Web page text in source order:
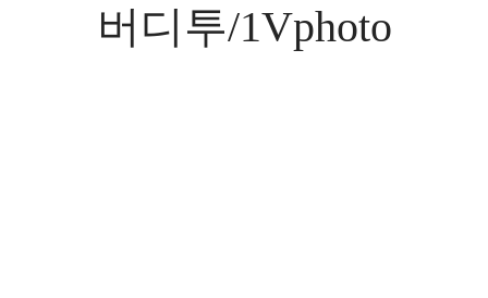
버디투/1Vphoto